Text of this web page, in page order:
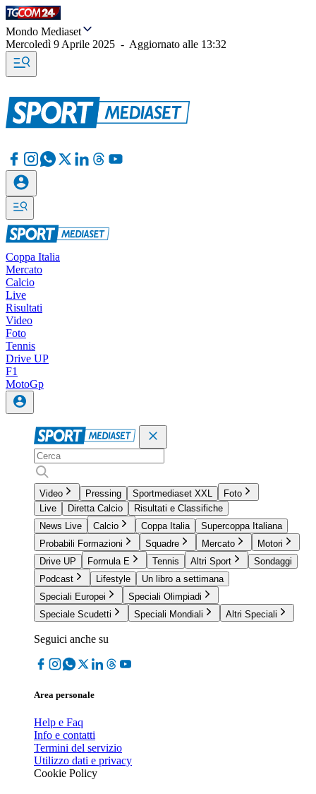
Mondo Mediaset
Mercoledì 9 Aprile 2025 - Aggiornato alle 13:32
Coppa Italia
Mercato
Calcio
Live
Risultati
Video
Foto
Tennis
Drive UP
F1
MotoGp
Video Pressing Sportmediaset XXL
Foto
Live
Diretta Calcio
Risultati e Classifiche
News Live
Calcio Coppa Italia
Supercoppa Italiana
Probabili Formazioni
Squadre Mercato
Motori
Drive UP
Formula E Tennis Altri Sport
Sondaggi
Podcast
Lifestyle
Un libro a settimana
Speciali Europei
Speciali Olimpiadi
Speciale Scudetti
Speciali Mondiali Altri Speciali
Seguici anche su
Area personale
Help e Faq
Info e contatti
Termini del servizio
Utilizzo dati e privacy
Cookie Policy